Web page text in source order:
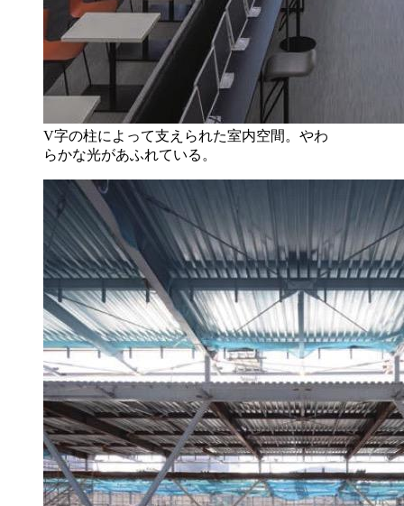
V字の柱によって支えられた室内空間。やわ
らかな光があふれている。